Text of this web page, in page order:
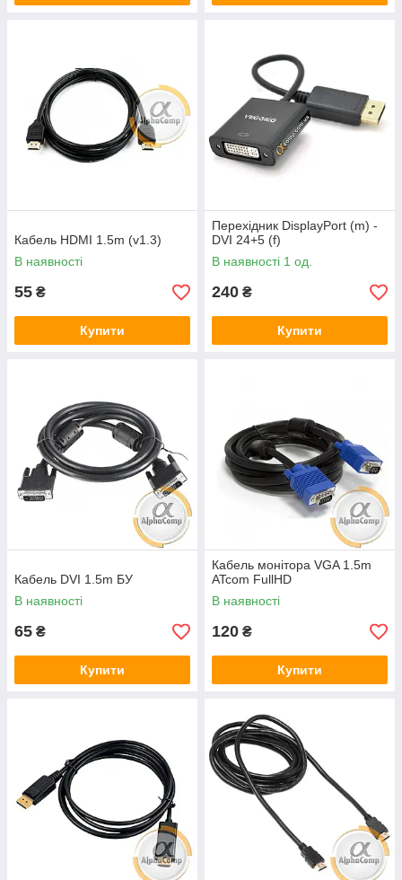
Кабель HDMI 1.5m (v1.3)
В наявності
55 ₴
Купити
Перехідник DisplayPort (m) -
DVI 24+5 (f)
В наявності 1 од.
240 ₴
Купити
Кабель DVI 1.5m БУ
В наявності
65 ₴
Купити
Кабель монітора VGA 1.5m
ATcom FullHD
В наявності
120 ₴
Купити